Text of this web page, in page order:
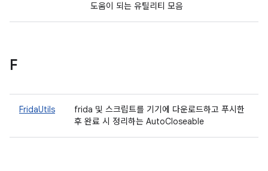
도움이 되는 유틸리티 모음
F
FridaUtils
frida 및 스크립트를 기기에 다운로드하고 푸시한
후 완료 시 정리하는 AutoCloseable